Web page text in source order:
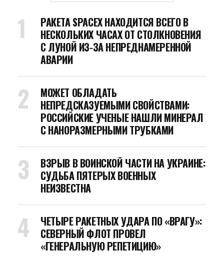
РАКЕТА SPACEX НАХОДИТСЯ ВСЕГО В
НЕСКОЛЬКИХ ЧАСАХ ОТ СТОЛКНОВЕНИЯ
С ЛУНОЙ ИЗ-ЗА НЕПРЕДНАМЕРЕННОЙ
АВАРИИ
МОЖЕТ ОБЛАДАТЬ
НЕПРЕДСКАЗУЕМЫМИ СВОЙСТВАМИ:
РОССИЙСКИЕ УЧЕНЫЕ НАШЛИ МИНЕРАЛ
С НАНОРАЗМЕРНЫМИ ТРУБКАМИ
ВЗРЫВ В ВОИНСКОЙ ЧАСТИ НА УКРАИНЕ:
СУДЬБА ПЯТЕРЫХ ВОЕННЫХ
НЕИЗВЕСТНА
ЧЕТЫРЕ РАКЕТНЫХ УДАРА ПО «ВРАГУ»:
СЕВЕРНЫЙ ФЛОТ ПРОВЕЛ
«ГЕНЕРАЛЬНУЮ РЕПЕТИЦИЮ»